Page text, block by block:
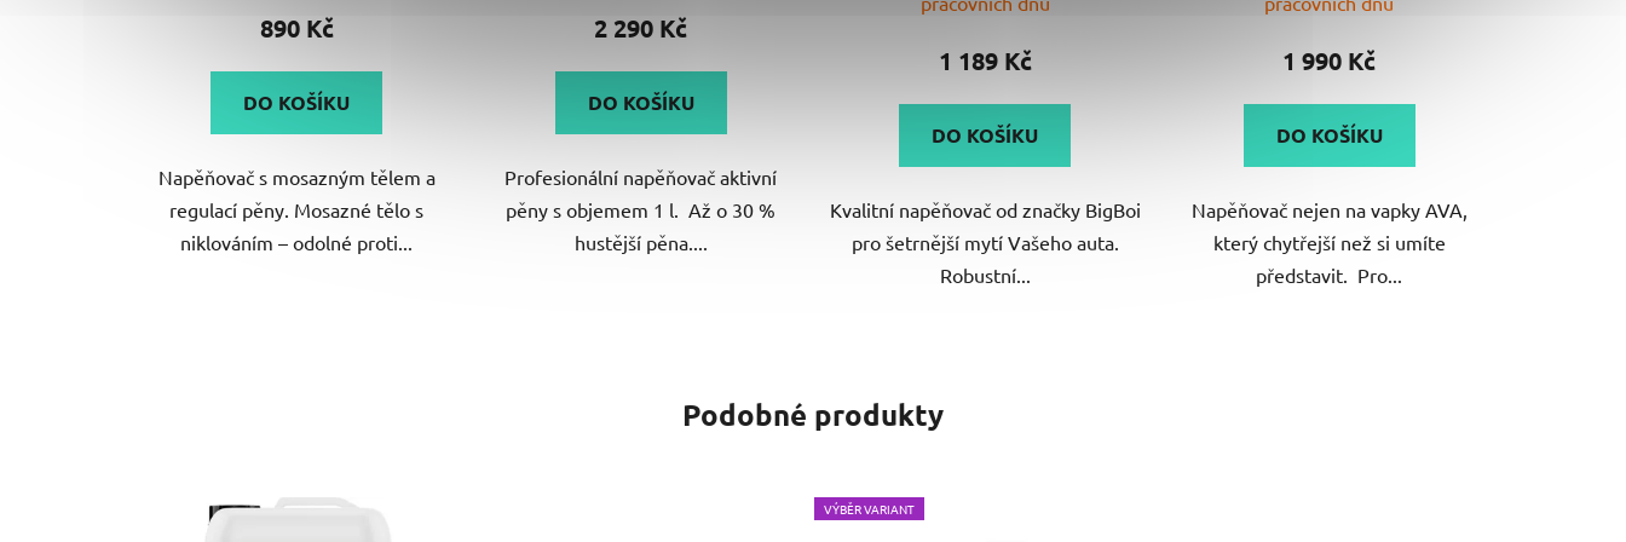
produktu
5,0
z
hvězdiček.
890 Kč
DO KOŠÍKU
Napěňovač s mosazným tělem a
regulací pěny. Mosazné tělo s
niklováním – odolné proti...
2 290 Kč
DO KOŠÍKU
Profesionální napěňovač aktivní
pěny s objemem 1 l. Až o 30 %
hustější pěna....
produktu
z
5
1 189 Kč
DO KOŠÍKU
Kvalitní napěňovač od značky BigBoi
pro šetrnější mytí Vašeho auta.
Robustní...
produktu
z
5
1 990 Kč
DO KOŠÍKU
Napěňovač nejen na vapky AVA,
který chytřejší než si umíte
představit. Pro...
Podobné produkty
VÝBĚR VARIANT